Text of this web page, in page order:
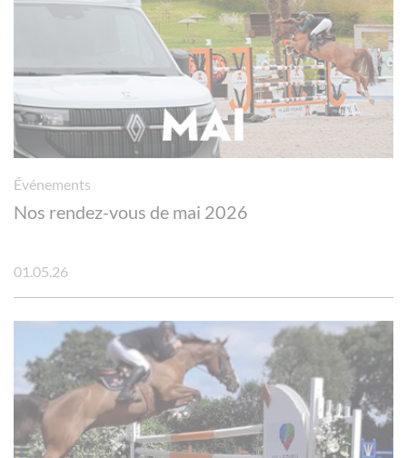
Événements
Nos rendez-vous de mai 2026
01.05.26